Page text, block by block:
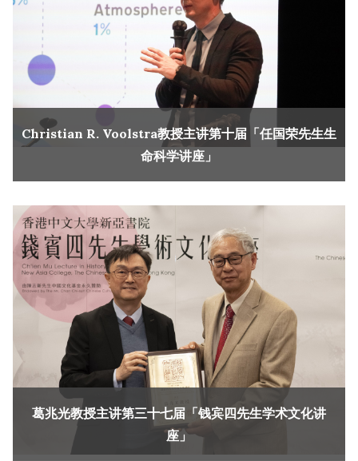
Christian R. Voolstra教授主讲第十届「任国荣先生生
命科学讲座」
葛兆光教授主讲第三十七届「钱宾四先生学术文化讲
座」